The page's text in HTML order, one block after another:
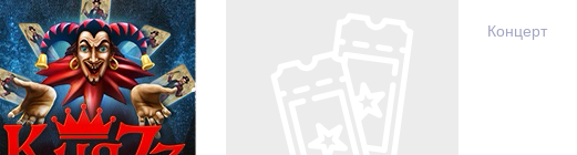
Концерт